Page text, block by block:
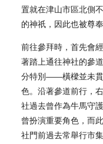
置就在津山市區北側
的神祇，因此也被尊
前往參拜時，首先會
著踏上通往神社的參
分特別——橫樑並未貫
色。沿著參道前行，
社過去曾作為牛馬守
曾扮演重要角色，而
社門前過去常舉行市